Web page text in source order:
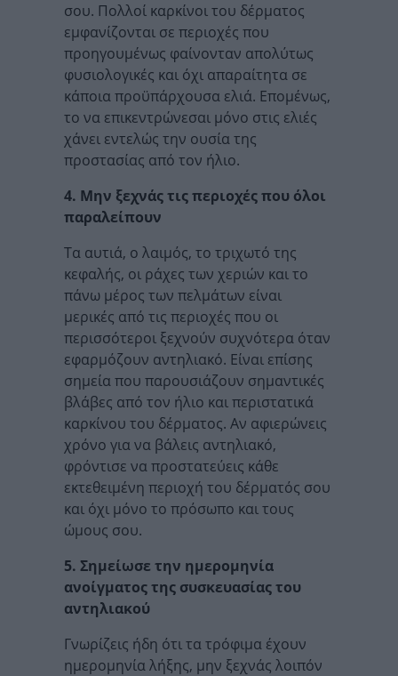
σου. Πολλοί καρκίνοι του δέρματος
εμφανίζονται σε περιοχές που
προηγουμένως φαίνονταν απολύτως
φυσιολογικές και όχι απαραίτητα σε
κάποια προϋπάρχουσα ελιά. Επομένως,
το να επικεντρώνεσαι μόνο στις ελιές
χάνει εντελώς την ουσία της
προστασίας από τον ήλιο.
4. Μην ξεχνάς τις περιοχές που όλοι
παραλείπουν
Τα αυτιά, ο λαιμός, το τριχωτό της
κεφαλής, οι ράχες των χεριών και το
πάνω μέρος των πελμάτων είναι
μερικές από τις περιοχές που οι
περισσότεροι ξεχνούν συχνότερα όταν
εφαρμόζουν αντηλιακό. Είναι επίσης
σημεία που παρουσιάζουν σημαντικές
βλάβες από τον ήλιο και περιστατικά
καρκίνου του δέρματος. Αν αφιερώνεις
χρόνο για να βάλεις αντηλιακό,
φρόντισε να προστατεύεις κάθε
εκτεθειμένη περιοχή του δέρματός σου
και όχι μόνο το πρόσωπο και τους
ώμους σου.
5. Σημείωσε την ημερομηνία
ανοίγματος της συσκευασίας του
αντηλιακού
Γνωρίζεις ήδη ότι τα τρόφιμα έχουν
ημερομηνία λήξης, μην ξεχνάς λοιπόν